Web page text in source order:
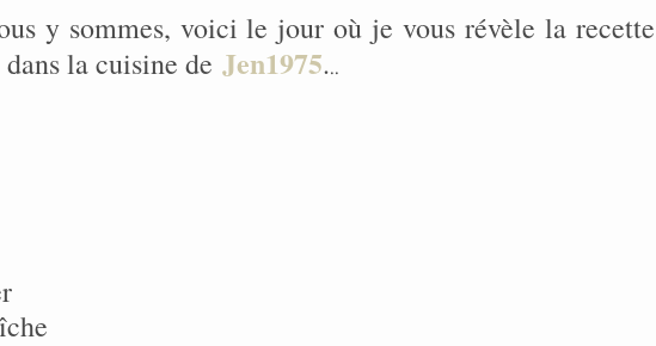
y sommes, voici le jour où je vous révèle la recette
la cuisine de Jen1975...